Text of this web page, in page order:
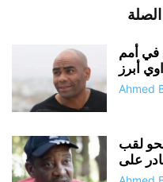
في أمم
Ahmed
لقب